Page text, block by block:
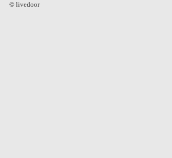
© livedoor